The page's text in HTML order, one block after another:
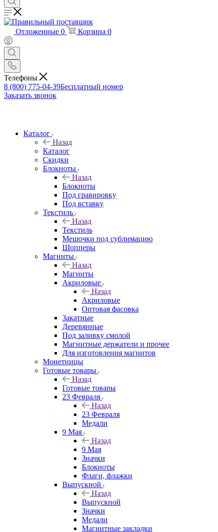
Отложенные 0 Корзина 0
Телефоны
8 (800) 775-04-39Бесплатный номер
Заказать звонок
Каталог
Назад
Каталог
Скидки
Блокноты
Назад
Блокноты
Под гравировку
Под вставку
Текстиль
Назад
Текстиль
Мешочки под сублимацию
Шопперы
Магниты
Назад
Магниты
Акриловые
Назад
Акриловые
Оптовая фасовка
Закатные
Деревянные
Под заливку смолой
Магнитные держатели и прочее
Для изготовления магнитов
Монетницы
Готовые товары
Назад
Готовые товары
23 Февраля
Назад
23 Февраля
Медали
9 Мая
Назад
9 Мая
Значки
Блокноты
Флаги, флажки
Выпускной
Назад
Выпускной
Значки
Медали
Магнитные закладки